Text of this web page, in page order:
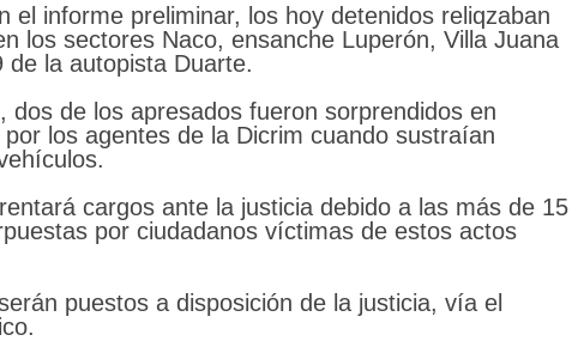
el informe preliminar, los hoy detenidos reliqzaban
los sectores Naco, ensanche Luperón, Villa Juana
de la autopista Duarte.
dos de los apresados fueron sorprendidos en
los agentes de la Dicrim cuando sustraían
cargos ante la justicia debido a las más de 15
por ciudadanos víctimas de estos actos
puestos a disposición de la justicia, vía el